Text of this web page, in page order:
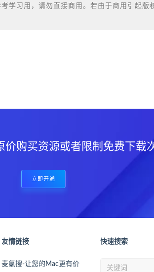
学习用，请勿直接商用。若由于商用引起版
购买资源或者限制免费下载
立即开通
友情链接
麦氪搜-让您的Mac更有价
快速搜索